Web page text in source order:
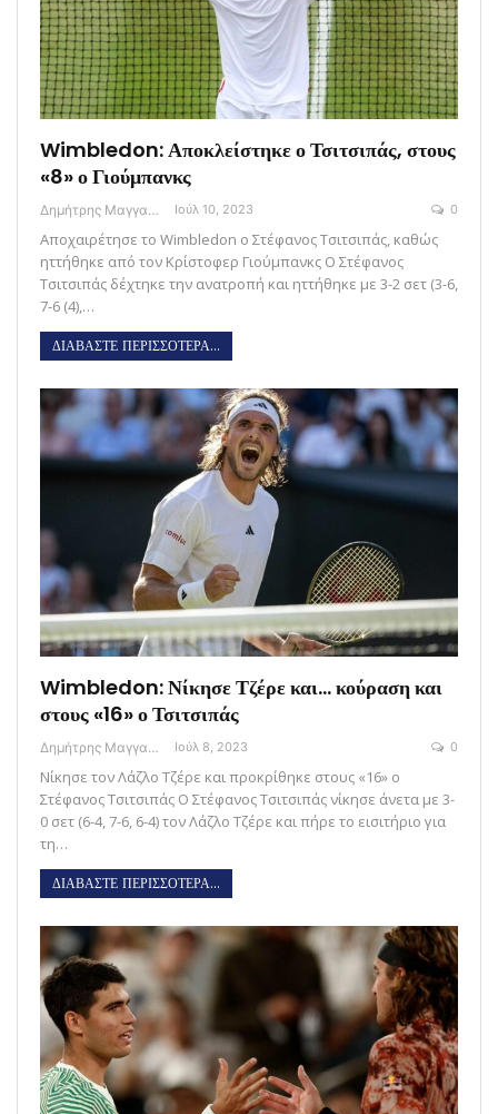
Wimbledon: Αποκλείστηκε ο Τσιτσιπάς, στους
«8» ο Γιούμπανκς
Δημήτρης Μαγγανάρης Ιούλ 10, 2023 0
Αποχαιρέτησε το Wimbledon o Στέφανος Τσιτσιπάς, καθώς
ηττήθηκε από τον Κρίστοφερ Γιούμπανκς Ο Στέφανος
Τσιτσιπάς δέχτηκε την ανατροπή και ηττήθηκε με 3-2 σετ (3-6,
7-6 (4),…
ΔΙΑΒΑΣΤΕ ΠΕΡΙΣΣΟΤΕΡΑ...
Wimbledon: Νίκησε Τζέρε και… κούραση και
στους «16» ο Τσιτσιπάς
Δημήτρης Μαγγανάρης Ιούλ 8, 2023 0
Νίκησε τον Λάζλο Τζέρε και προκρίθηκε στους «16» ο
Στέφανος Τσιτσιπάς Ο Στέφανος Τσιτσιπάς νίκησε άνετα με 3-
0 σετ (6-4, 7-6, 6-4) τον Λάζλο Τζέρε και πήρε το εισιτήριο για
τη…
ΔΙΑΒΑΣΤΕ ΠΕΡΙΣΣΟΤΕΡΑ...